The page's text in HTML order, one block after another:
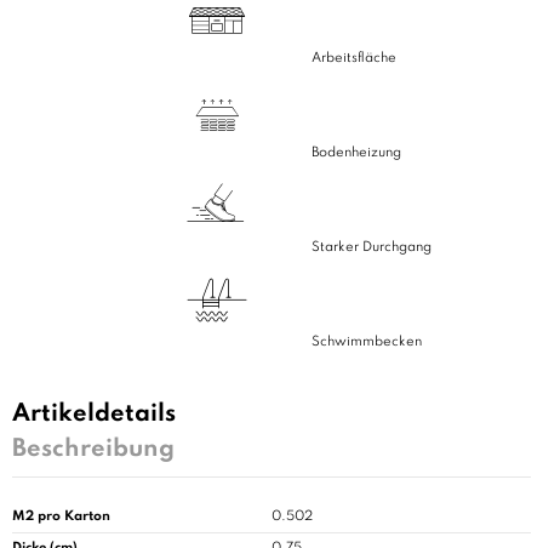
Arbeitsfläche
Bodenheizung
Starker Durchgang
Schwimmbecken
Artikeldetails
Beschreibung
M2 pro Karton 0.502